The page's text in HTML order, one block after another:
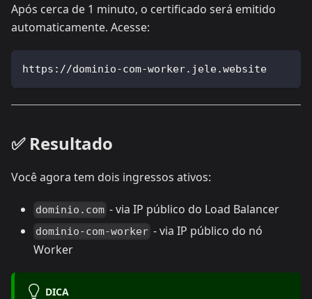
Após cerca de 1 minuto, o certificado será emitido
automaticamente. Acesse:
https://dominio-com-worker.jele.website
✅ Resultado
Você agora tem dois ingressos ativos:
dominio.com - via IP público do Load Balancer
dominio-com-worker - via IP público do nó
Worker
DICA